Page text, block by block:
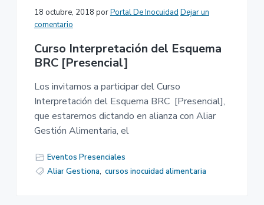
18 octubre, 2018 porPortal De Inocuidad Dejar un
comentario
Curso Interpretación del Esquema
BRC [Presencial]
Los invitamos a participar del Curso
Interpretación del Esquema BRC [Presencial],
que estaremos dictando en alianza con Aliar
Gestión Alimentaria, el
Eventos Presenciales
Aliar Gestiona, cursos inocuidad alimentaria